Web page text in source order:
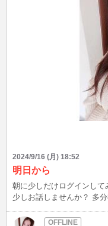
2024/9/16 (月) 18:52
明日から
朝に少しだけログインしてみよ
少しお